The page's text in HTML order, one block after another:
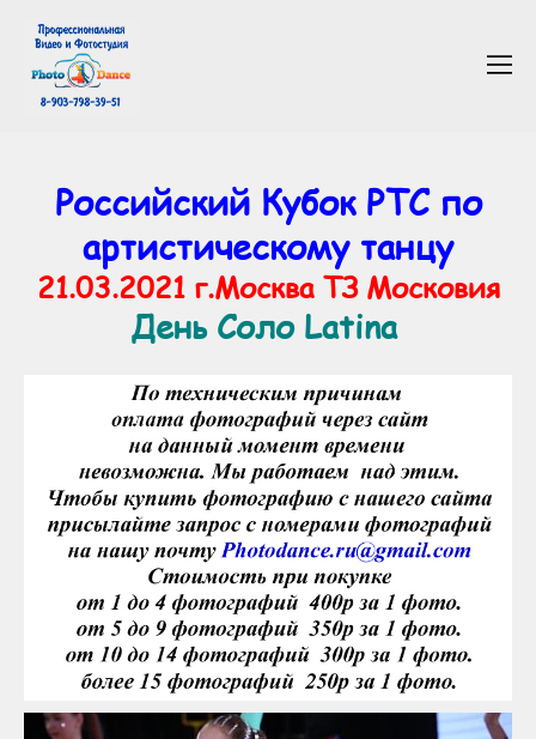
Российский Кубок РТС по
артистическому танцу
21.03.2021 г.Москва ТЗ Московия
День Соло Latina